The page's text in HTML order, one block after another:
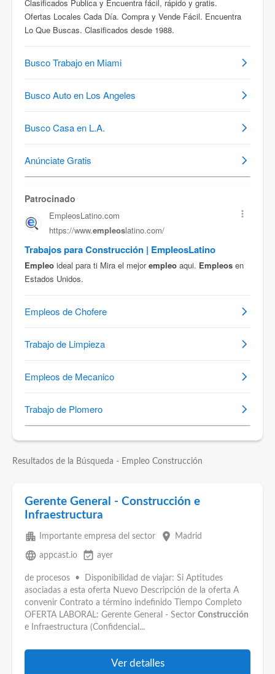
Resultados de la Búsqueda - Empleo Construcción
Gerente General - Construcción e
Infraestructura
apartment Importante empresa del sector place Madrid
language appcast.io event_available ayer
de procesos • Disponibilidad de viajar: Si Aptitudes
asociadas a esta oferta Nuevo Descripción de la oferta A
convenir Contrato a término indefinido Tiempo Completo
OFERTA LABORAL: Gerente General - Sector Construcción
e Infraestructura (Confidencial...
Ver detalles